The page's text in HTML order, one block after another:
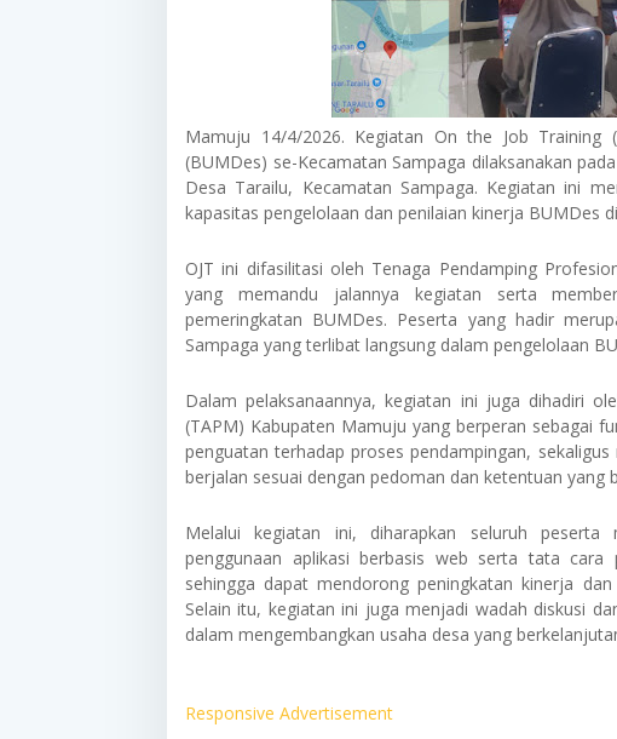
Mamuju 14/4/2026. Kegiatan On the Job Training
(BUMDes) se-Kecamatan Sampaga dilaksanakan
Desa Tarailu, Kecamatan Sampaga. Kegiatan ini
kapasitas pengelolaan dan penilaian kinerja BUMDes
OJT ini difasilitasi oleh Tenaga Pendamping
yang memandu jalannya kegiatan serta
pemeringkatan BUMDes. Peserta yang hadir
Sampaga yang terlibat langsung dalam pengelolaan
Dalam pelaksanaannya, kegiatan ini juga dihadiri
(TAPM) Kabupaten Mamuju yang berperan sebagai
penguatan terhadap proses pendampingan,
berjalan sesuai dengan pedoman dan ketentuan yang
Melalui kegiatan ini, diharapkan seluruh
penggunaan aplikasi berbasis web serta tata cara
sehingga dapat mendorong peningkatan kinerja
Selain itu, kegiatan ini juga menjadi wadah diskusi
dalam mengembangkan usaha desa yang
Responsive Advertisement